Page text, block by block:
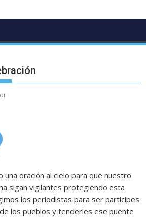
una oración al cielo para que nuestro
sigan vigilantes protegiendo esta
los periodistas para ser participes
los pueblos y tenderles ese puente